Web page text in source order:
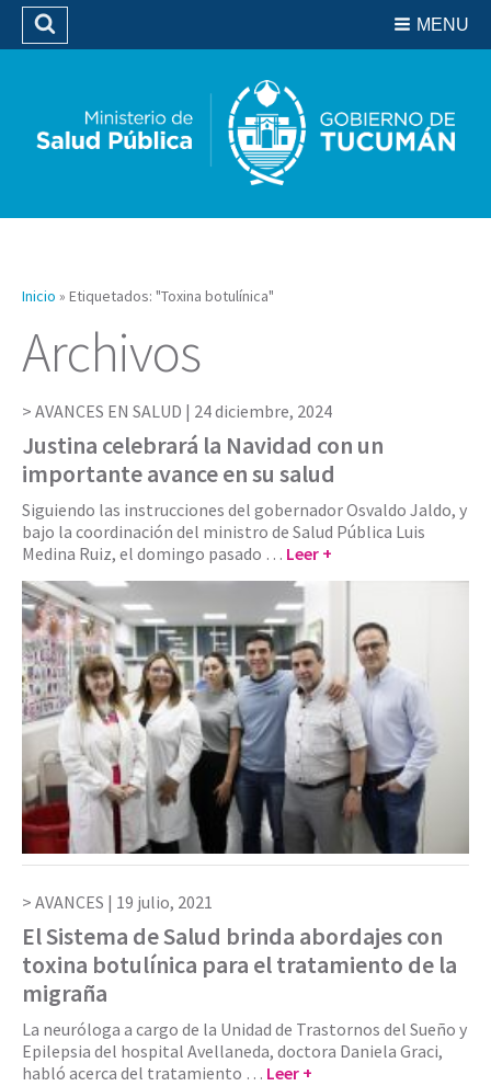
Biblioteca
MENU
Buscar
Inicio » Etiquetados: "Toxina botulínica"
Archivos
AVANCES EN SALUD | 24 diciembre, 2024
Justina celebrará la Navidad con un
importante avance en su salud
Siguiendo las instrucciones del gobernador Osvaldo Jaldo, y
bajo la coordinación del ministro de Salud Pública Luis
Medina Ruiz, el domingo pasado … Leer +
AVANCES | 19 julio, 2021
El Sistema de Salud brinda abordajes con
toxina botulínica para el tratamiento de la
migraña
La neuróloga a cargo de la Unidad de Trastornos del Sueño y
Epilepsia del hospital Avellaneda, doctora Daniela Graci,
habló acerca del tratamiento … Leer +